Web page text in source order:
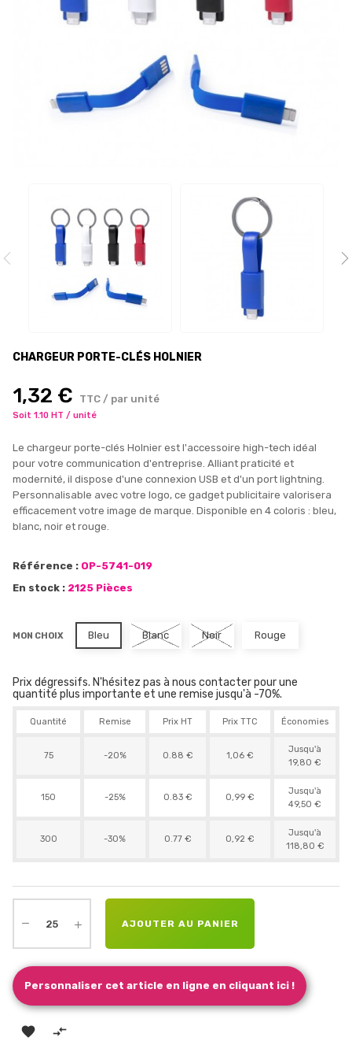
CHARGEUR PORTE-CLÉS HOLNIER
1,32 € TTC / par unité
Soit 1.10 HT / unité
Le chargeur porte-clés Holnier est l'accessoire high-tech idéal
pour votre communication d'entreprise. Alliant praticité et
modernité, il dispose d'une connexion USB et d'un port lightning.
Personnalisable avec votre logo, ce gadget publicitaire valorisera
efficacement votre image de marque. Disponible en 4 coloris : bleu,
blanc, noir et rouge.
Référence : OP-5741-019
En stock : 2125 Pièces
MON CHOIX Bleu Blanc Noir Rouge
Prix dégressifs. N'hésitez pas à nous contacter pour une
quantité plus importante et une remise jusqu'à -70%.
Quantité Remise Prix HT Prix TTC Économies
75 -20% 0.88 € 1,06 €
Jusqu'à
19,80 €
150 -25% 0.83 € 0,99 €
Jusqu'à
49,50 €
300 -30% 0.77 € 0,92 €
Jusqu'à
118,80 €
AJOUTER AU PANIER
Personnaliser cet article en ligne en cliquant ici !
 